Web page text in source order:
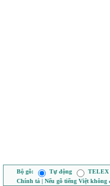
Bộ gõ: Tự động TELEX
Chính tả | Nếu gõ tiếng Việt không